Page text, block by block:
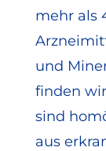
mehr als
und
finden
sind
aus